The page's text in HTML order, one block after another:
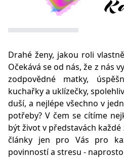
Drahé ženy, jakou roli
Očekává se od nás, že z nás
zodpovědné matky,
kuchařky a uklízečky,
duší, a nejlépe všechno v
potřeby? V čem se cítíme
být život v představách
články jen pro Vás pro
povinností a stresu -